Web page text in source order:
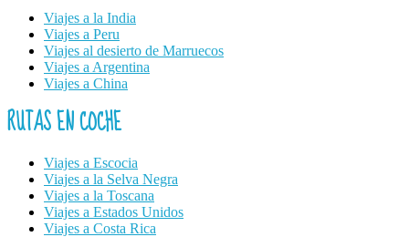
Viajes a la India
Viajes a Peru
Viajes al desierto de Marruecos
Viajes a Argentina
Viajes a China
RUTAS EN COCHE
Viajes a Escocia
Viajes a la Selva Negra
Viajes a la Toscana
Viajes a Estados Unidos
Viajes a Costa Rica